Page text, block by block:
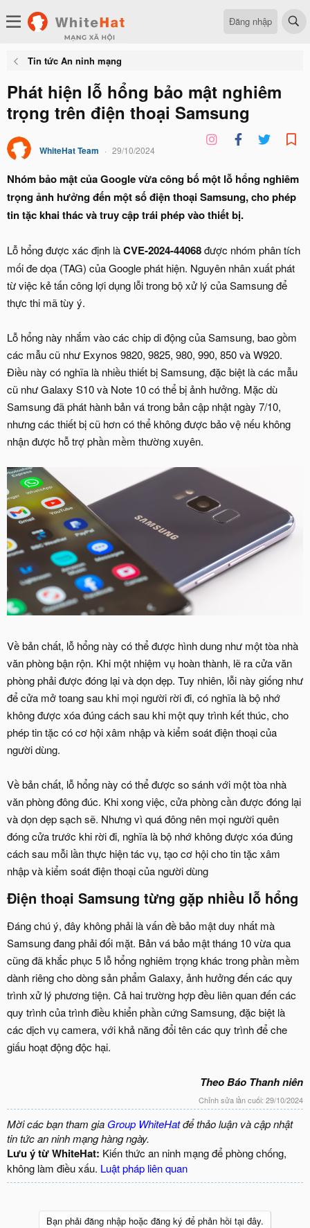
Đăng nhập
Tin tức An ninh mạng
Phát hiện lỗ hổng bảo mật nghiêm
trọng trên điện thoại Samsung
WhiteHat Team 29/10/2024
Nhóm bảo mật của Google vừa công bố một lỗ hổng nghiêm
trọng ảnh hưởng đến một số điện thoại Samsung, cho phép
tin tặc khai thác và truy cập trái phép vào thiết bị.
Lỗ hổng được xác định làCVE-2024-44068được nhóm phân tích
mối đe dọa (TAG) của Google phát hiện. Nguyên nhân xuất phát
từ việc kẻ tấn công lợi dụng lỗi trong bộ xử lý của Samsung để
thực thi mã tùy ý.
Lỗ hổng này nhắm vào các chip di động của Samsung, bao gồm
các mẫu cũ như Exynos 9820, 9825, 980, 990, 850 và W920.
Điều này có nghĩa là nhiều thiết bị Samsung, đặc biệt là các mẫu
cũ như Galaxy S10 và Note 10 có thể bị ảnh hưởng. Mặc dù
Samsung đã phát hành bản vá trong bản cập nhật ngày 7/10,
nhưng các thiết bị cũ hơn có thể không được bảo vệ nếu không
nhận được hỗ trợ phần mềm thường xuyên.
Về bản chất, lỗ hổng này có thể được hình dung như một tòa nhà
văn phòng bận rộn. Khi một nhiệm vụ hoàn thành, lẽ ra cửa văn
phòng phải được đóng lại và dọn dẹp. Tuy nhiên, lỗi này giống như
để cửa mở toang sau khi mọi người rời đi, có nghĩa là bộ nhớ
không được xóa đúng cách sau khi một quy trình kết thúc, cho
phép tin tặc có cơ hội xâm nhập và kiểm soát điện thoại của
người dùng.
Về bản chất, lỗ hổng này có thể được so sánh với một tòa nhà
văn phòng đông đúc. Khi xong việc, cửa phòng cần được đóng lại
và dọn dẹp sạch sẽ. Nhưng vì quá đông nên mọi người quên
đóng cửa trước khi rời đi, nghĩa là bộ nhớ không được xóa đúng
cách sau mỗi lần thực hiện tác vụ, tạo cơ hội cho tin tặc xâm
nhập và kiểm soát điện thoại của người dùng
Điện thoại Samsung từng gặp nhiều lỗ hổng​
Đáng chú ý, đây không phải là vấn đề bảo mật duy nhất mà
Samsung đang phải đối mặt. Bản vá bảo mật tháng 10 vừa qua
cũng đã khắc phục 5 lỗ hổng nghiêm trọng khác trong phần mềm
dành riêng cho dòng sản phẩm Galaxy, ảnh hưởng đến các quy
trình xử lý phương tiện. Cả hai trường hợp đều liên quan đến các
quy trình của trình điều khiển phần cứng Samsung, đặc biệt là
các dịch vụ camera, với khả năng đổi tên các quy trình để che
giấu hoạt động độc hại.
Theo Báo Thanh niên
Chỉnh sửa lần cuối: 29/10/2024
Mời các bạn tham gia Group WhiteHatđể thảo luận và cập nhật
tin tức an ninh mạng hàng ngày.
Lưu ý từ WhiteHat: Kiến thức an ninh mạng để phòng chống,
không làm điều xấu. Luật pháp liên quan
Bạn phải đăng nhập hoặc đăng ký để phản hồi tại đây.